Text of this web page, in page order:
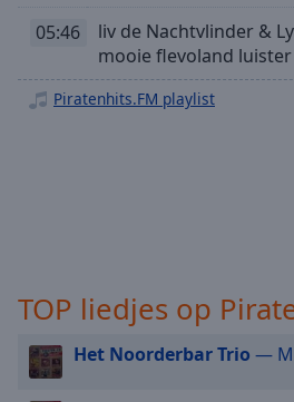
selected
Subtitles
selected
Audio
Track
05:46
liv de Nachtvlinder &
mooie flevoland
Piratenhits.FM playlist
TOP liedjes op
Het Noorderbar Trio —